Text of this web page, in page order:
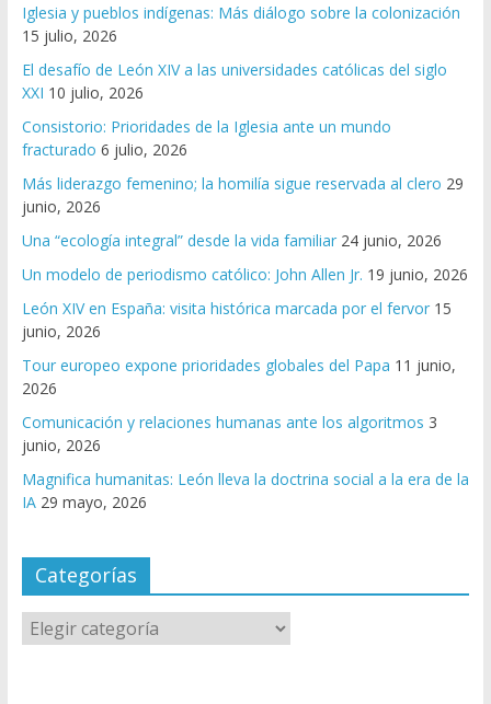
Iglesia y pueblos indígenas: Más diálogo sobre la colonización
15 julio, 2026
El desafío de León XIV a las universidades católicas del siglo
XXI 10 julio, 2026
Consistorio: Prioridades de la Iglesia ante un mundo
fracturado 6 julio, 2026
Más liderazgo femenino; la homilía sigue reservada al clero 29
junio, 2026
Una “ecología integral” desde la vida familiar 24 junio, 2026
Un modelo de periodismo católico: John Allen Jr. 19 junio, 2026
León XIV en España: visita histórica marcada por el fervor 15
junio, 2026
Tour europeo expone prioridades globales del Papa 11 junio,
2026
Comunicación y relaciones humanas ante los algoritmos 3
junio, 2026
Magnifica humanitas: León lleva la doctrina social a la era de la
IA 29 mayo, 2026
Categorías